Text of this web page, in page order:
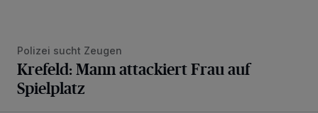
Polizei sucht Zeugen
Krefeld: Mann attackiert Frau auf
Spielplatz